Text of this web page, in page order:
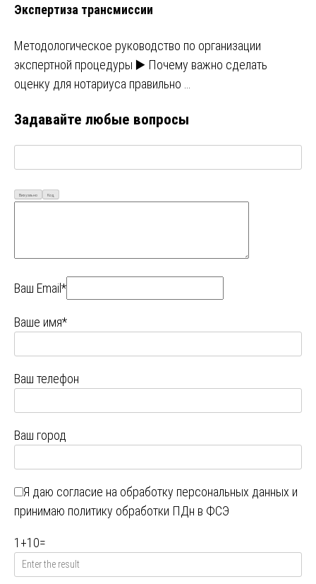
Экспертиза трансмиссии
Методологическое руководство по организации
экспертной процедуры ▶️ Почему важно сделать
оценку для нотариуса правильно …
Задавайте любые вопросы
Визуально Код
Ваш Email*
Ваше имя*
Ваш телефон
Ваш город
Я даю согласие на обработку персональных данных и
принимаю политику обработки ПДн в ФСЭ
1 +10=